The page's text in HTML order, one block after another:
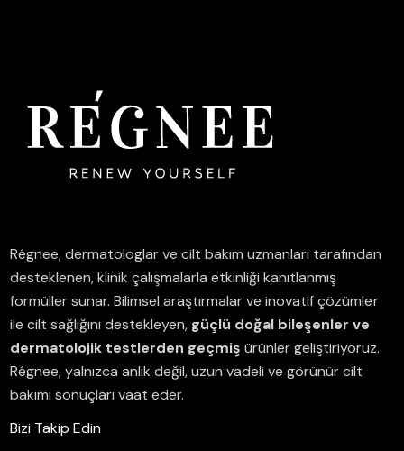
Régnee, dermatologlar ve cilt bakım uzmanları tarafından
desteklenen, klinik çalışmalarla etkinliği kanıtlanmış
formüller sunar.Bilimsel araştırmalar ve inovatif çözümler
ile cilt sağlığını destekleyen, güçlü doğal bileşenler ve
dermatolojik testlerden geçmiş ürünler geliştiriyoruz.
Régnee, yalnızca anlık değil, uzun vadeli ve görünür cilt
bakımı sonuçları vaat eder.
Bizi Takip Edin